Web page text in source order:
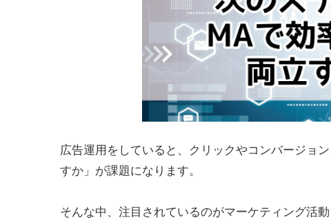
広告運用をしていると、クリックやコンバージョ
すか」が課題になります。
そんな中、注目されているのがマーケティング活